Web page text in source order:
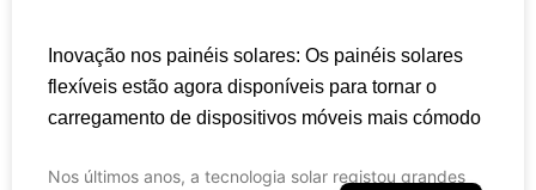
Inovação nos painéis solares: Os painéis solares
flexíveis estão agora disponíveis para tornar o
carregamento de dispositivos móveis mais cómodo
Nos últimos anos, a tecnologia solar registou grandes
English
Español
العربية